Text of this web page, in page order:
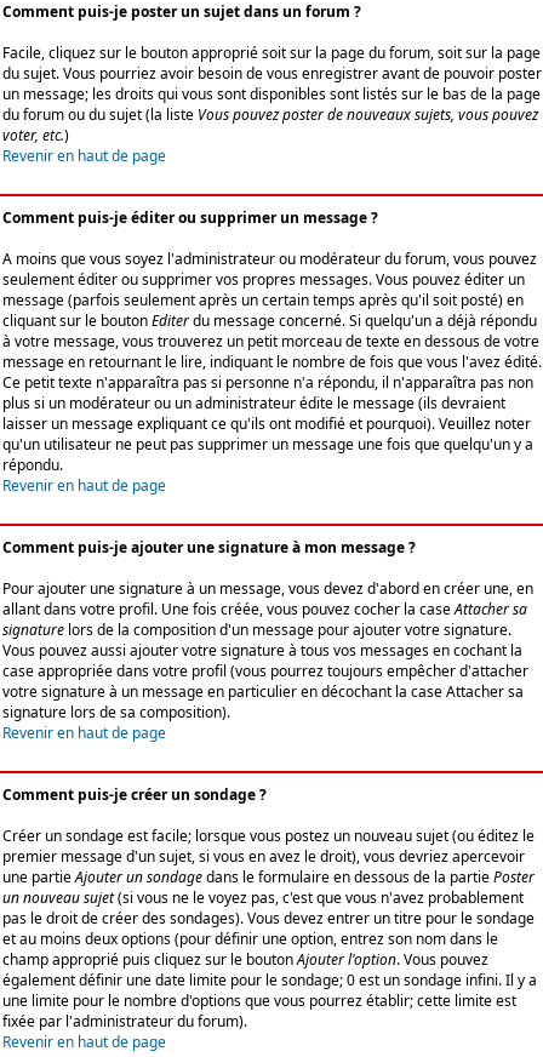
Comment puis-je poster un sujet dans un forum ?
Facile, cliquez sur le bouton approprié soit sur la page du forum, soit sur la page
du sujet. Vous pourriez avoir besoin de vous enregistrer avant de pouvoir poster
un message; les droits qui vous sont disponibles sont listés sur le bas de la page
du forum ou du sujet (la liste Vous pouvez poster de nouveaux sujets, vous pouvez
voter, etc.)
Revenir en haut de page
Comment puis-je éditer ou supprimer un message ?
A moins que vous soyez l'administrateur ou modérateur du forum, vous pouvez
seulement éditer ou supprimer vos propres messages. Vous pouvez éditer un
message (parfois seulement après un certain temps après qu'il soit posté) en
cliquant sur le boutonEditerdu message concerné. Si quelqu'un a déjà répondu
à votre message, vous trouverez un petit morceau de texte en dessous de votre
message en retournant le lire, indiquant le nombre de fois que vous l'avez édité.
Ce petit texte n'apparaîtra pas si personne n'a répondu, il n'apparaîtra pas non
plus si un modérateur ou un administrateur édite le message (ils devraient
laisser un message expliquant ce qu'ils ont modifié et pourquoi). Veuillez noter
qu'un utilisateur ne peut pas supprimer un message une fois que quelqu'un y a
répondu.
Revenir en haut de page
Comment puis-je ajouter une signature à mon message ?
Pour ajouter une signature à un message, vous devez d'abord en créer une, en
allant dans votre profil. Une fois créée, vous pouvez cocher la caseAttacher sa
signature lors de la composition d'un message pour ajouter votre signature.
Vous pouvez aussi ajouter votre signature à tous vos messages en cochant la
case appropriée dans votre profil (vous pourrez toujours empêcher d'attacher
votre signature à un message en particulier en décochant la case Attacher sa
signature lors de sa composition).
Revenir en haut de page
Comment puis-je créer un sondage ?
Créer un sondage est facile; lorsque vous postez un nouveau sujet (ou éditez le
premier message d'un sujet, si vous en avez le droit), vous devriez apercevoir
une partieAjouter un sondagedans le formulaire en dessous de la partiePoster
un nouveau sujet(si vous ne le voyez pas, c'est que vous n'avez probablement
pas le droit de créer des sondages). Vous devez entrer un titre pour le sondage
et au moins deux options (pour définir une option, entrez son nom dans le
champ approprié puis cliquez sur le boutonAjouter l'option. Vous pouvez
également définir une date limite pour le sondage; 0 est un sondage infini. Il y a
une limite pour le nombre d'options que vous pourrez établir; cette limite est
fixée par l'administrateur du forum).
Revenir en haut de page